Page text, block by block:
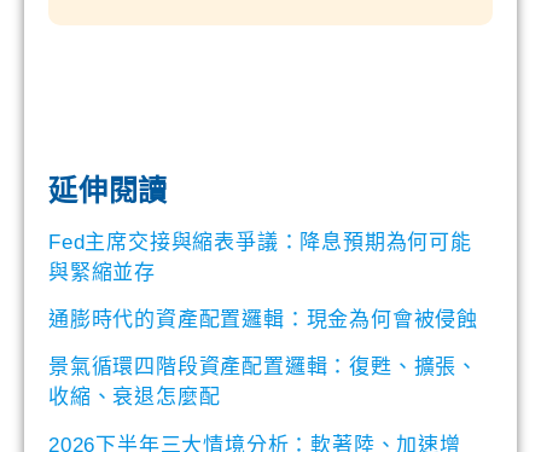
延伸閱讀
Fed主席交接與縮表爭議：降息預期為何可能
與緊縮並存
通膨時代的資產配置邏輯：現金為何會被侵蝕
景氣循環四階段資產配置邏輯：復甦、擴張、
收縮、衰退怎麼配
2026下半年三大情境分析：軟著陸、加速增